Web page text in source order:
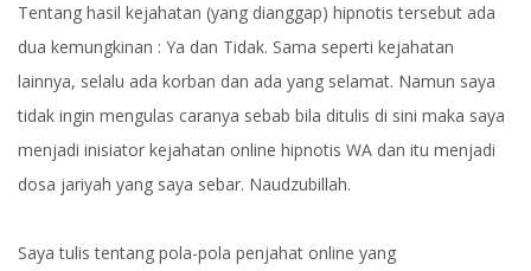
Tentang hasil kejahatan (yang dianggap) hipnotis tersebut ada
dua kemungkinan : Ya dan Tidak. Sama seperti kejahatan
lainnya, selalu ada korban dan ada yang selamat. Namun saya
tidak ingin mengulas caranya sebab bila ditulis di sini maka saya
menjadi inisiator kejahatan online hipnotis WA dan itu menjadi
dosa jariyah yang saya sebar. Naudzubillah.
Saya tulis tentang pola-pola penjahat online yang